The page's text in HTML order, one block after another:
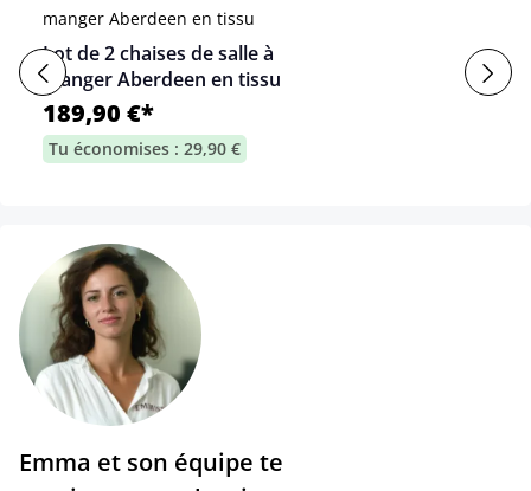
Lot de 2 chaises de salle à
manger Aberdeen en tissu
189,90 €*
Tu économises : 29,90 €
Emma et son équipe te